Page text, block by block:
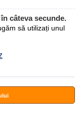
câteva secunde.
să utilizați unul